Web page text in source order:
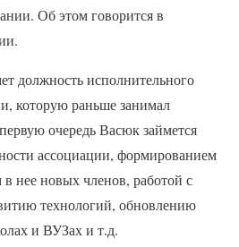
Об этом говорится в
должность исполнительного
которую раньше занимал
очередь Васюк займется
ассоциации, формированием
нее новых членов, работой с
технологий, обновлению
и ВУЗах и т.д.